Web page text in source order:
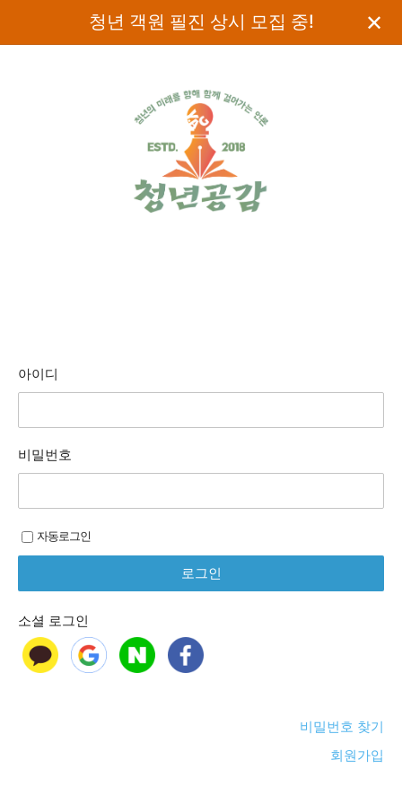
청년 객원 필진 상시 모집 중! ✕
아이디
비밀번호
자동로그인
소셜 로그인
비밀번호 찾기
회원가입